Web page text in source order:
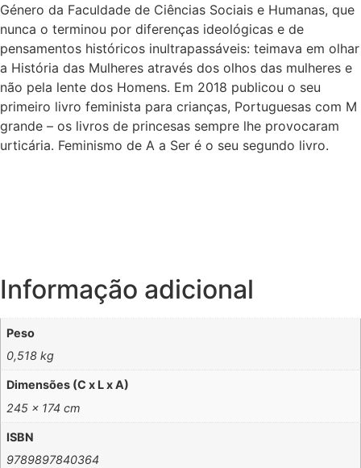
Género da Faculdade de Ciências Sociais e Humanas, que
nunca o terminou por diferenças ideológicas e de
pensamentos históricos inultrapassáveis: teimava em olhar
a História das Mulheres através dos olhos das mulheres e
não pela lente dos Homens. Em 2018 publicou o seu
primeiro livro feminista para crianças, Portuguesas com M
grande – os livros de princesas sempre lhe provocaram
urticária. Feminismo de A a Ser é o seu segundo livro.
Informação adicional
Peso
0,518 kg
Dimensões (C x L x A)
245 × 174 cm
ISBN
9789897840364